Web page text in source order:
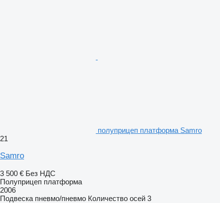
полуприцеп платформа Samro
21
Samro
3 500 € Без НДС
Полуприцеп платформа
2006
Подвеска пневмо/пневмо Количество осей 3